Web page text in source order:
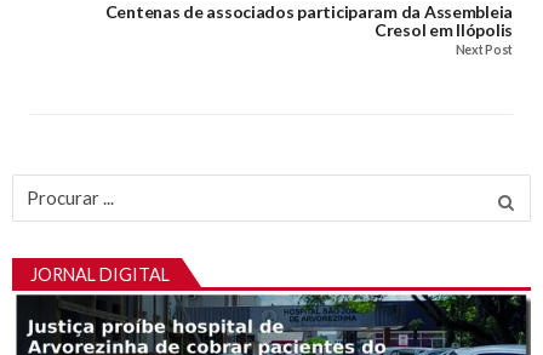
Centenas de associados participaram da Assembleia
Cresol em Ilópolis
Next Post
Procurar
JORNAL DIGITAL